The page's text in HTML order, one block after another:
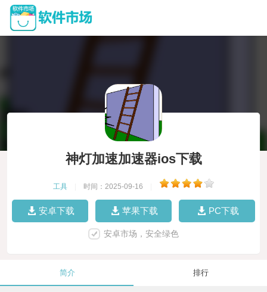
神灯加速加速器ios下载
工具 时间：2025-09-16
安卓下载 苹果下载 PC下载
安卓市场，安全绿色
简介 排行